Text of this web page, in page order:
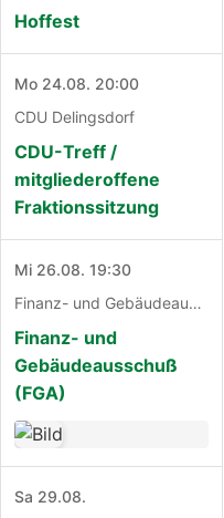
Hoffest
Mo 24.08. 20:00
CDU Delingsdorf
CDU-Treff /
mitgliederoffene
Fraktionssitzung
Mi 26.08. 19:30
Finanz- und Gebäudeausschuß
Finanz- und
Gebäudeausschuß
(FGA)
Sa 29.08.